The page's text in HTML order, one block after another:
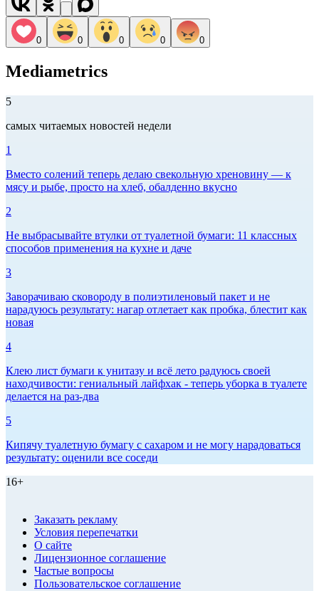
0 0 0 0 0
Mediametrics
5
самых читаемых новостей недели
1
Вместо солений теперь делаю свекольную хреновину — к
мясу и рыбе, просто на хлеб, обалденно вкусно
2
Не выбрасывайте втулки от туалетной бумаги: 11 классных
способов применения на кухне и даче
3
Заворачиваю сковороду в полиэтиленовый пакет и не
нарадуюсь результату: нагар отлетает как пробка, блестит как
новая
4
Клею лист бумаги к унитазу и всё лето радуюсь своей
находчивости: гениальный лайфхак - теперь уборка в туалете
делается на раз-два
5
Кипячу туалетную бумагу с сахаром и не могу нарадоваться
результату: оценили все соседи
16+
Заказать рекламу
Условия перепечатки
О сайте
Лицензионное соглашение
Частые вопросы
Пользовательское соглашение